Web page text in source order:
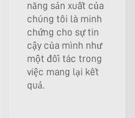
năng sản xuất của
chúng tôi là minh
chứng cho sự tin
cậy của mình như
một đối tác trong
việc mang lại kết
quả.